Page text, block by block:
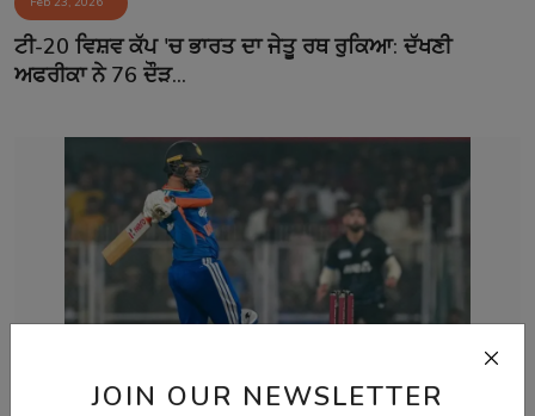
JOIN OUR NEWSLETTER
ਟੀ-20 ਵਿਸ਼ਵ ਕੱਪ 'ਚ ਭਾਰਤ ਦਾ ਜੇਤੂ ਰਥ ਰੁਕਿਆ: ਦੱਖਣੀ
ਅਫਰੀਕਾ ਨੇ 76 ਦੌੜ...